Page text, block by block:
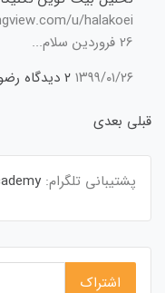
26 فروردین سلام...
۱۳۹۹/۰۱/۲۶ ۲ دیدگاه
قبلی بعدی
پشتیبانی تلگرام: